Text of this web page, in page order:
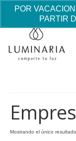
POR
PARTIR
Mostrando el único resultado